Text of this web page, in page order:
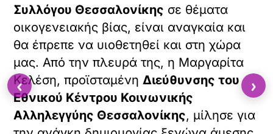
Συλλόγου Θεσσαλονίκης σε θέματα
οικογενειακής βίας, είναι αναγκαία και
θα έπρεπε να υιοθετηθεί και στη χώρα
μας. Από την πλευρά της, η Μαργαρίτα
Κελέση, προϊσταμένη Διεύθυνσης του
Εθνικού Κέντρου Κοινωνικής
Αλληλεγγύης Θεσσαλονίκης, μίλησε για
‹ ›